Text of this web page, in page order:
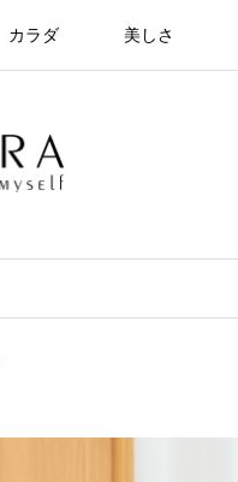
カラダ 美しさ